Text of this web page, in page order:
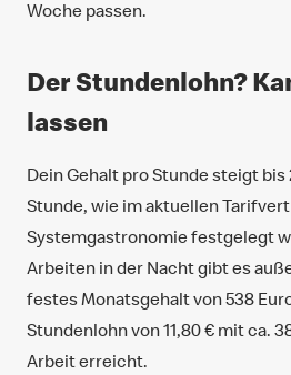
Woche passen.
Der Stundenlohn?
lassen
Dein Gehalt pro Stunde steigt bis
Stunde, wie im aktuellen
Systemgastronomie festgelegt
Arbeiten in der Nacht gibt es
festes Monatsgehalt von 538
Stundenlohn von 11,80 € mit ca.
Arbeit erreicht.